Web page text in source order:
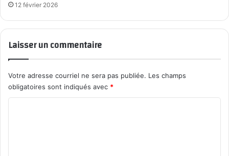
12 février 2026
Laisser un commentaire
Votre adresse courriel ne sera pas publiée. Les champs
obligatoires sont indiqués avec *